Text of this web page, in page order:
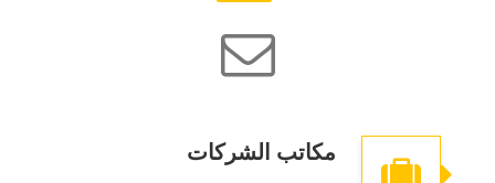
مكاتب الشركات